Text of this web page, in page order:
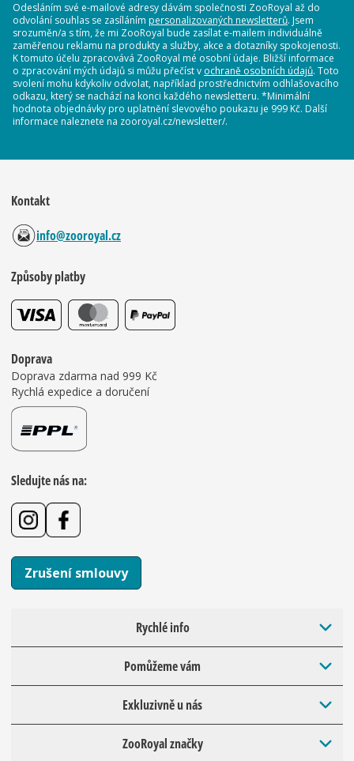
Odesláním své e-mailové adresy dávám společnosti ZooRoyal až do
odvolání souhlas se zasíláním personalizovaných newsletterů. Jsem
srozuměn/a s tím, že mi ZooRoyal bude zasílat e-mailem individuálně
zaměřenou reklamu na produkty a služby, akce a dotazníky spokojenosti.
K tomuto účelu zpracovává ZooRoyal mé osobní údaje. Bližší informace
o zpracování mých údajů si můžu přečíst v ochraně osobních údajů. Toto
svolení mohu kdykoliv odvolat, například prostřednictvím odhlašovacího
odkazu, který se nachází na konci každého newsletteru. *Minimální
hodnota objednávky pro uplatnění slevového poukazu je 999 Kč. Další
informace naleznete na zooroyal.cz/newsletter/.
Kontakt
info@zooroyal.cz
Způsoby platby
Doprava
Doprava zdarma nad 999 Kč
Rychlá expedice a doručení
Sledujte nás na:
Zrušení smlouvy
Rychlé info
Pomůžeme vám
Exkluzivně u nás
ZooRoyal značky